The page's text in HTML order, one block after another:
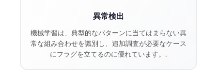
異常検出
機械学習は、典型的なパターンに当てはまらない異
常な組み合わせを識別し、追加調査が必要なケース
にフラグを立てるのに優れています。.